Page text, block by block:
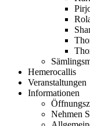
Hemerocallis
Veranstaltungen
Informationen
Nehmen